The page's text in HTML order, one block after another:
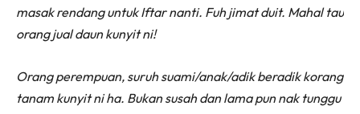
masak rendang untuk Iftar nanti. Fuh jimat duit. Mahal tau
orang jual daun kunyit ni!
Orang perempuan, suruh suami/anak/adik beradik korang
tanam kunyit ni ha. Bukan susah dan lama pun nak tunggu